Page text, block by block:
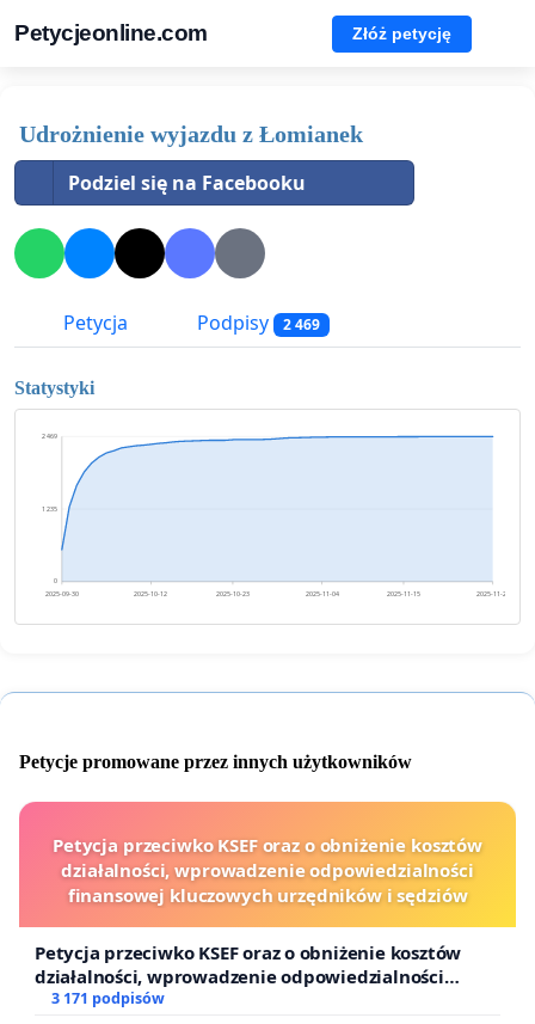
Petycjeonline.com Złóż petycję
Udrożnienie wyjazdu z Łomianek
Podziel się na Facebooku
Petycja Podpisy 2 469
Statystyki
0
1 235
2 469
2025-09-30 2025-10-12 2025-10-23 2025-11-04 2025-11-15 2025-11-27
Petycje promowane przez innych użytkowników
Petycja przeciwko KSEF oraz o obniżenie kosztów
działalności, wprowadzenie odpowiedzialności
finansowej kluczowych urzędników i sędziów
Petycja przeciwko KSEF oraz o obniżenie kosztów
działalności, wprowadzenie odpowiedzialności
finansowej kluczowych urzędników i sędziów
3 171 podpisów